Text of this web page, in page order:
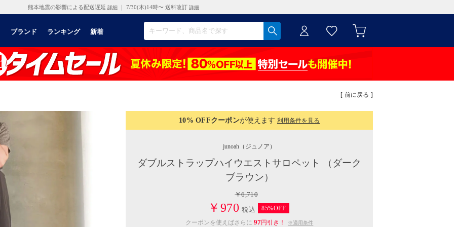
熊本地震の影響による配送遅延 詳細 ｜ 7/30(木)14時〜 送料改訂 詳細
ブランド ランキング 新着
[ 前に戻る ]
10% OFFクーポンが使えます 利用条件を見る
junoah （ジュノア）
ダブルストラップハイウエストサロペット （ダーク
ブラウン）
￥6,710
￥970 税込
85%OFF
クーポンを使えばさらに 97円引き！ ※適用条件